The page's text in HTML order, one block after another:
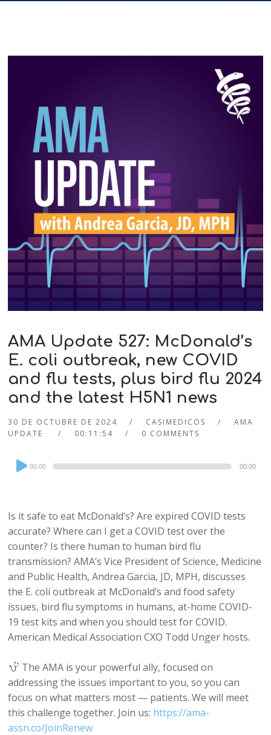
AMA Update 527: McDonald’s
E. coli outbreak, new COVID
and flu tests, plus bird flu 2024
and the latest H5N1 news
30 DE OCTUBRE DE 2024 CASIMEDICOS
AMA
UPDATE
00:11:54 0 COMMENTS
Audio
Player
00:00 00:00
Is it safe to eat McDonald’s? Are expired COVID tests
accurate? Where can I get a COVID test over the
counter? Is there human to human bird flu
transmission? AMA’s Vice President of Science, Medicine
and Public Health, Andrea Garcia, JD, MPH, discusses
the E. coli outbreak at McDonald’s and food safety
issues, bird flu symptoms in humans, at-home COVID-
19 test kits and when you should test for COVID.
American Medical Association CXO Todd Unger hosts.
The AMA is your powerful ally, focused on
addressing the issues important to you, so you can
focus on what matters most — patients. We will meet
this challenge together. Join us: https://ama-
assn.co/JoinRenew